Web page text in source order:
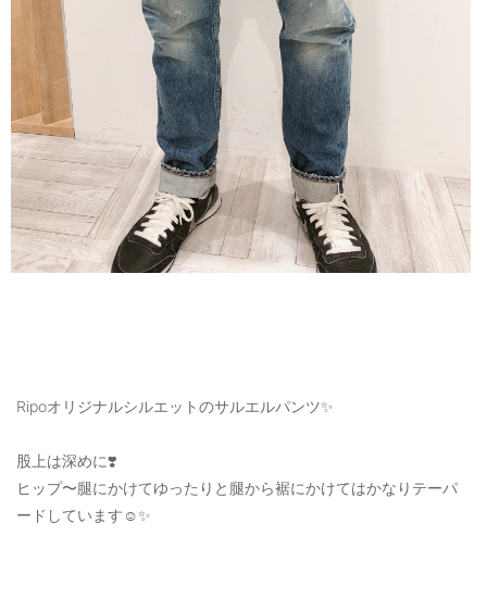
Ripoオリジナルシルエットのサルエルパンツ✨
股上は深めに❣️
ヒップ〜腿にかけてゆったりと腿から裾にかけてはかなりテーパ
ードしています☺️✨